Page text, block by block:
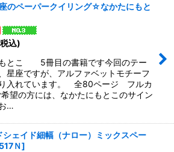
のペーパークイリング☆なかたにもと
込)
とこ 5冊目の書籍です今回のテー
座ですが、アルファベットモチーフ
入れています。 全80ページ フルカ
望の方には、なかたにもとこのサイン
…
シェイド細幅（ナロー）ミックスペー
Ｎ]